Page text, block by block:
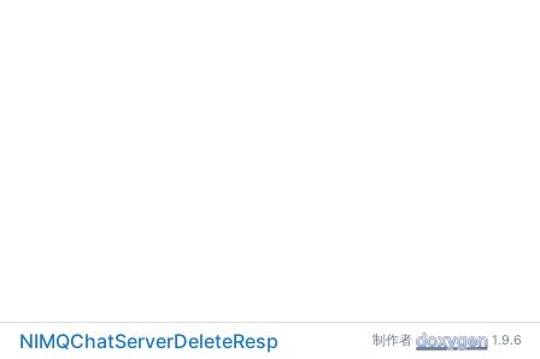
NIMQChatServerDeleteResp 制作者 1.9.6